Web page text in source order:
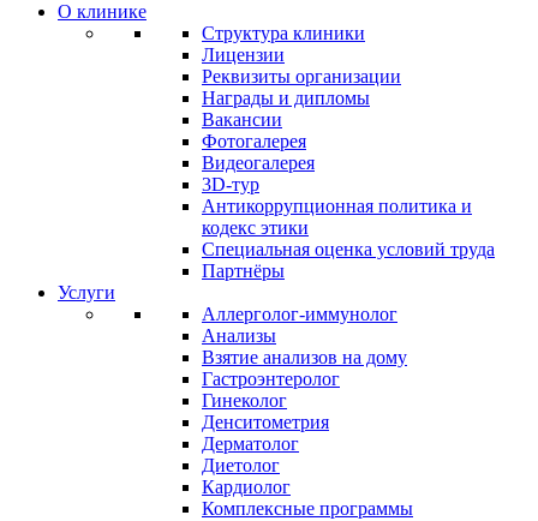
О клинике
Структура клиники
Лицензии
Реквизиты организации
Награды и дипломы
Вакансии
Фотогалерея
Видеогалерея
3D-тур
Антикоррупционная политика и
кодекс этики
Специальная оценка условий труда
Партнёры
Услуги
Аллерголог-иммунолог
Анализы
Взятие анализов на дому
Гастроэнтеролог
Гинеколог
Денситометрия
Дерматолог
Диетолог
Кардиолог
Комплексные программы